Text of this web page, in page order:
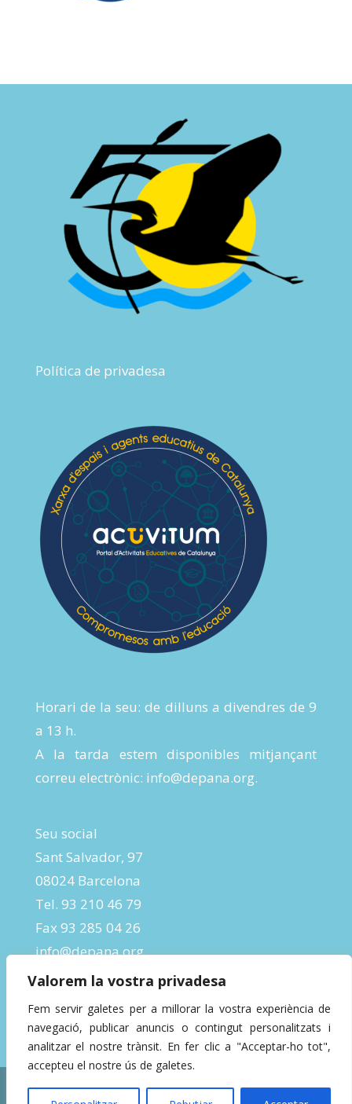
Valorem la vostra privadesa
Fem servir galetes per a millorar la vostra experiència de
navegació, publicar anuncis o contingut personalitzats i
analitzar el nostre trànsit. En fer clic a "Acceptar-ho tot",
accepteu el nostre ús de galetes.
Política de privadesa
Horari de la seu: de dilluns a divendres de 9
a 13 h.
A la tarda estem disponibles mitjançant
correu electrònic: info@depana.org.
Seu social
Sant Salvador, 97
08024 Barcelona
Tel. 93 210 46 79
Fax 93 285 04 26
info@depana.org
Designed byInBeta Crafts| Powered by